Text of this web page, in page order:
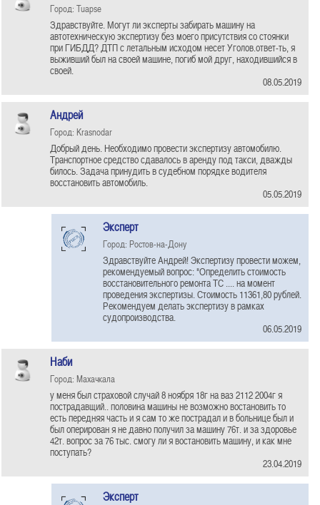
Город: Tuapse
Здравствуйте. Могут ли эксперты забирать машину на
автотехническую экспертизу без моего присутствия со стоянки
при ГИБДД? ДТП с летальным исходом несет Уголов.ответ-ть, я
выживший был на своей машине, погиб мой друг, находившийся в
своей.
08.05.2019
Андрей
Город: Krasnodar
Добрый день. Необходимо провести экспертизу автомобилю.
Транспортное средство сдавалось в аренду под такси, дважды
билось. Задача принудить в судебном порядке водителя
восстановить автомобиль.
05.05.2019
Эксперт
Город: Ростов-на-Дону
Здравствуйте Андрей! Экспертизу провести можем,
рекомендуемый вопрос: "Определить стоимость
восстановительного ремонта ТС .... на момент
проведения экспертизы. Стоимость 11361,80 рублей.
Рекомендуем делать экспертизу в рамках
судопроизводства.
06.05.2019
Наби
Город: Махачкала
у меня был страховой случай 8 ноября 18г на ваз 2112 2004г я
пострадавщий.. половина машины не возможно востановить то
есть передняя часть и я сам то же пострадал и в больнице был и
был оперирован я не давно получил за машину 76т. и за здоровье
42т. вопрос за 76 тыс. смогу ли я востановить машину, и как мне
поступать?
23.04.2019
Эксперт